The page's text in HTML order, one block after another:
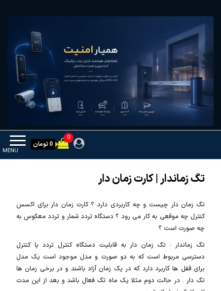
MENU
0
0 تومان
تگ زماندار | کارت زمان دار
تگ زمان دار چیست و چه کاربردی دارد ؟ کارت زمان دار برای اکسس
کنترل چه موقعی به کار می رود ؟ دستگاه تردد شمار و تردد معکوس به
چه صورت است ؟
تگ زماندار : تگ زمان دار به قابلیت دستگاه کنترل تردد یا کنترل
دسترسی مربوط است که به دو صورت و مدل موجود است یک مدل
برای قفل ها کاربرد دارد که در یک زمان آزاد باشند و در برخی زمان ها
تگ دار . در حالت دوم مثلا یک ماه تگ فعال باشد و بعد از این مدت